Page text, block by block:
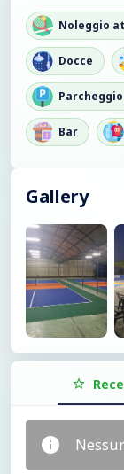
Noleggio
Docce
Bar
Gallery